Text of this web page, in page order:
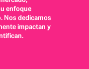
enfoque
Nos dedicamos
impactan y